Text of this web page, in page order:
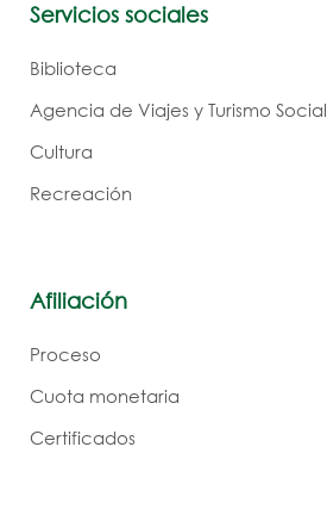
Servicios sociales
Biblioteca
Agencia de Viajes y Turismo Social
Cultura
Recreación
Afiliación
Proceso
Cuota monetaria
Certificados